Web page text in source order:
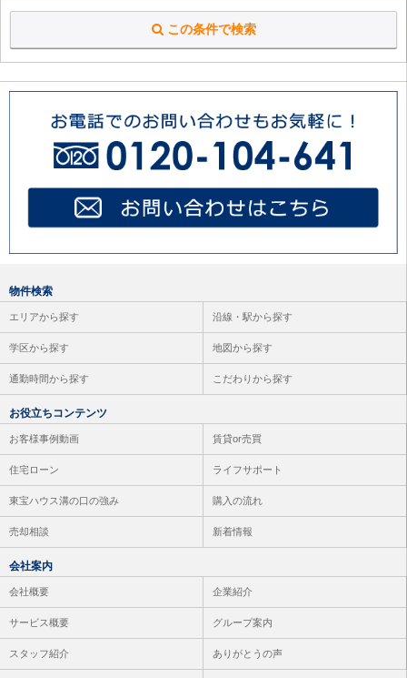
横浜市 栄区（6件）
川崎市 川崎区（20件）
横須賀市（2件）
藤沢市（1件）
大和市（2件）
海老名市（1件）
この条件で検索
物件検索
エリアから探す 沿線・駅から探す
学区から探す 地図から探す
通勤時間から探す こだわりから探す
お役立ちコンテンツ
お客様事例動画 賃貸or売買
住宅ローン ライフサポート
東宝ハウス溝の口の強み 購入の流れ
売却相談 新着情報
会社案内
会社概要 企業紹介
サービス概要 グループ案内
スタッフ紹介 ありがとうの声